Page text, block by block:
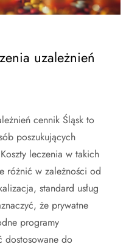
uzależnień
cennik Śląsk to
poszukujących
leczenia w takich
różnić w zależności od
standard usług
że prywatne
programy
dostosowane do